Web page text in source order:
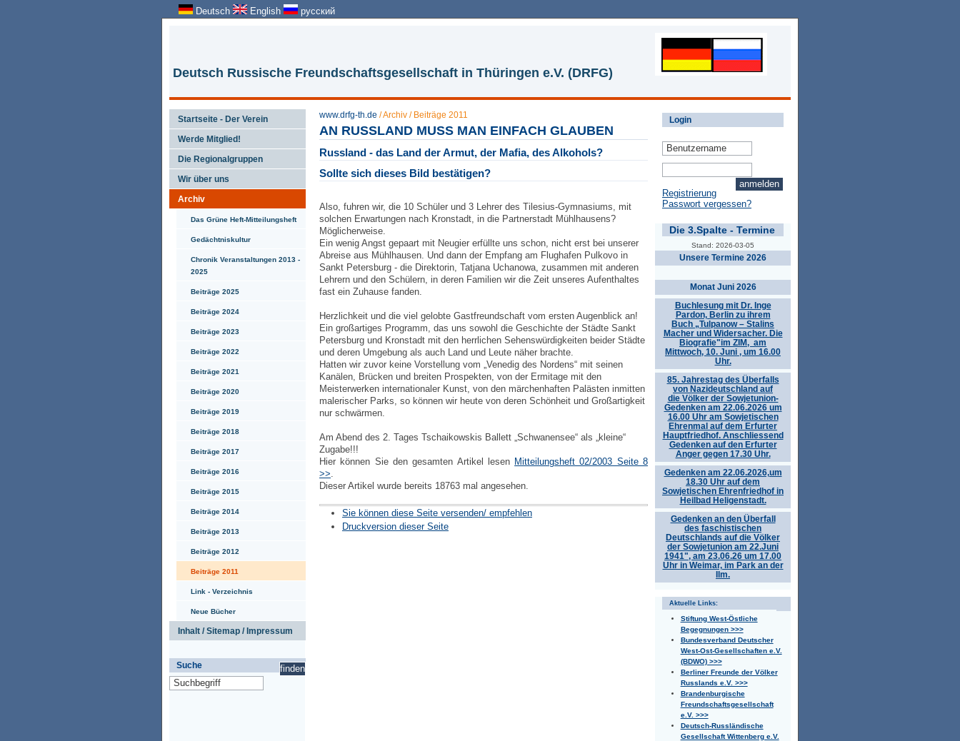
Deutsch English русский
Deutsch Russische Freundschaftsgesellschaft in Thüringen e.V. (DRFG)
Startseite - Der Verein
Werde Mitglied!
Die Regionalgruppen
Wir über uns
Archiv
Das Grüne Heft-Mitteilungsheft
Gedächtniskultur
Chronik Veranstaltungen 2013 -
2025
Beiträge 2025
Beiträge 2024
Beiträge 2023
Beiträge 2022
Beiträge 2021
Beiträge 2020
Beiträge 2019
Beiträge 2018
Beiträge 2017
Beiträge 2016
Beiträge 2015
Beiträge 2014
Beiträge 2013
Beiträge 2012
Beiträge 2011
Link - Verzeichnis
Neue Bücher
Inhalt / Sitemap / Impressum
Suche
Login
Registrierung
Passwort vergessen?
Die 3.Spalte - Termine
Stand: 2026-03-05
Unsere Termine 2026
Monat Juni 2026
Buchlesung mit Dr. Inge
Pardon, Berlin zu ihrem
Buch „Tulpanow – Stalins
Macher und Widersacher. Die
Biografie"im ZIM, am
Mittwoch, 10. Juni , um 16.00
Uhr.
85. Jahrestag des Überfalls
von Nazideutschland auf
die Völker der Sowjetunion-
Gedenken am 22.06.2026 um
16.00 Uhr am Sowjetischen
Ehrenmal auf dem Erfurter
Hauptfriedhof. Anschliessend
Gedenken auf den Erfurter
Anger gegen 17.30 Uhr.
Gedenken am 22.06.2026,um
18.30 Uhr auf dem
Sowjetischen Ehrenfriedhof in
Heilbad Heligenstadt.
Gedenken an den Überfall
des faschistischen
Deutschlands auf die Völker
der Sowjetunion am 22.Juni
1941", am 23.06.26 um 17.00
Uhr in Weimar, im Park an der
Ilm.
Aktuelle Links:
Stiftung West-Östliche
Begegnungen >>>
Bundesverband Deutscher
West-Ost-Gesellschaften e.V.
(BDWO) >>>
Berliner Freunde der Völker
Russlands e.V. >>>
Brandenburgische
Freundschaftsgesellschaft
e.V. >>>
Deutsch-Russländische
Gesellschaft Wittenberg e.V.
www.drfg-th.de /Archiv / Beiträge 2011
AN RUSSLAND MUSS MAN EINFACH GLAUBEN
Russland - das Land der Armut, der Mafia, des Alkohols?
Sollte sich dieses Bild bestätigen?
Also, fuhren wir, die 10 Schüler und 3 Lehrer des Tilesius-Gymnasiums, mit
solchen Erwartungen nach Kronstadt, in die Partnerstadt Mühlhausens?
Möglicherweise.
Ein wenig Angst gepaart mit Neugier erfüllte uns schon, nicht erst bei unserer
Abreise aus Mühlhausen. Und dann der Empfang am Flughafen Pulkovo in
Sankt Petersburg - die Direktorin, Tatjana Uchanowa, zusammen mit anderen
Lehrern und den Schülern, in deren Familien wir die Zeit unseres Aufenthaltes
fast ein Zuhause fanden.
Herzlichkeit und die viel gelobte Gastfreundschaft vom ersten Augenblick an!
Ein großartiges Programm, das uns sowohl die Geschichte der Städte Sankt
Petersburg und Kronstadt mit den herrlichen Sehenswürdigkeiten beider Städte
und deren Umgebung als auch Land und Leute näher brachte.
Hatten wir zuvor keine Vorstellung vom „Venedig des Nordens“ mit seinen
Kanälen, Brücken und breiten Prospekten, von der Ermitage mit den
Meisterwerken internationaler Kunst, von den märchenhaften Palästen inmitten
malerischer Parks, so können wir heute von deren Schönheit und Großartigkeit
nur schwärmen.
Am Abend des 2. Tages Tschaikowskis Ballett „Schwanensee“ als „kleine“
Zugabe!!!
Hier können Sie den gesamten Artikel lesen Mitteilungsheft 02/2003 Seite 8
>>
Dieser Artikel wurde bereits 18763 mal angesehen.
Sie können diese Seite versenden/ empfehlen
Druckversion dieser Seite